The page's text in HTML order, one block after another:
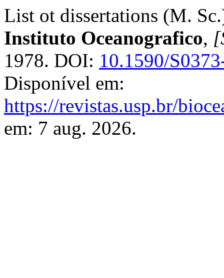
List ot dissertations (M.
Instituto Oceanografico,
1978. DOI: 10.1590/
Disponível em:
https://revistas.usp.br/
em: 7 aug. 2026.